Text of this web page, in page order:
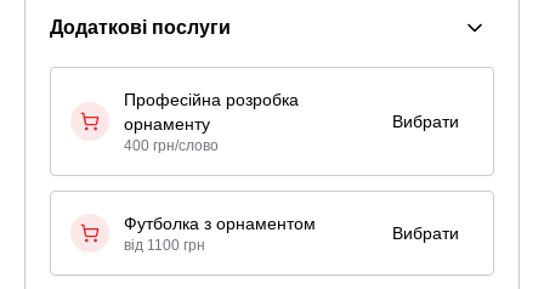
Додаткові послуги
Професійна розробка
орнаменту
400 грн/слово
Вибрати
Футболка з орнаментом
від 1100 грн
Вибрати